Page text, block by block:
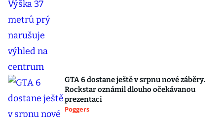
GTA 6 dostane ještě v srpnu nové záběry.
Rockstar oznámil dlouho očekávanou
prezentaci
Poggers